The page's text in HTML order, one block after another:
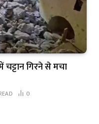
गिरने से मचा
0